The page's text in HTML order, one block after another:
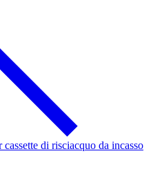
di risciacquo da incasso